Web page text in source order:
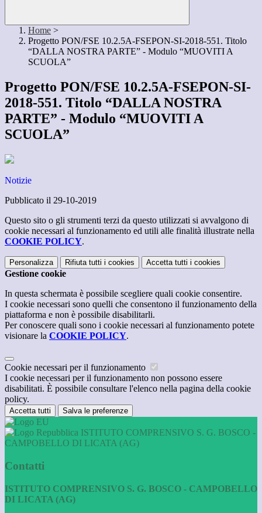
Home >
Progetto PON/FSE 10.2.5A-FSEPON-SI-2018-551. Titolo
“DALLA NOSTRA PARTE” - Modulo “MUOVITI A
SCUOLA”
Progetto PON/FSE 10.2.5A-FSEPON-SI-
2018-551. Titolo “DALLA NOSTRA
PARTE” - Modulo “MUOVITI A
SCUOLA”
Notizie
Pubblicato il 29-10-2019
Questo sito o gli strumenti terzi da questo utilizzati si avvalgono di
cookie necessari al funzionamento ed utili alle finalità illustrate nella
COOKIE POLICY.
Personalizza Rifiuta tutti i cookies Accetta tutti i cookies
Gestione cookie
In questa schermata è possibile scegliere quali cookie consentire.
I cookie necessari sono quelli che consentono il funzionamento della
piattaforma e non è possibile disabilitarli.
Per conoscere quali sono i cookie necessari al funzionamento potete
visionare la COOKIE POLICY.
Cookie necessari per il funzionamento
I cookie necessari per il funzionamento non possono essere
disabilitati. È possibile consultare l'elenco nella pagina della cookie
policy.
Accetta tutti Salva le preferenze
ISTITUTO COMPRENSIVO S. G. BOSCO -
CAMPOBELLO DI LICATA (AG)
Contatti
ISTITUTO COMPRENSIVO S. G. BOSCO - CAMPOBELLO
DI LICATA (AG)